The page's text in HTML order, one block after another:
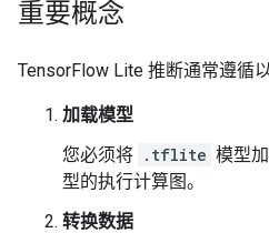
重要概念
TensorFlow Lite 推断通常遵循
加载模型
您必须将 .tflite 模型
型的执行计算图。
转换数据